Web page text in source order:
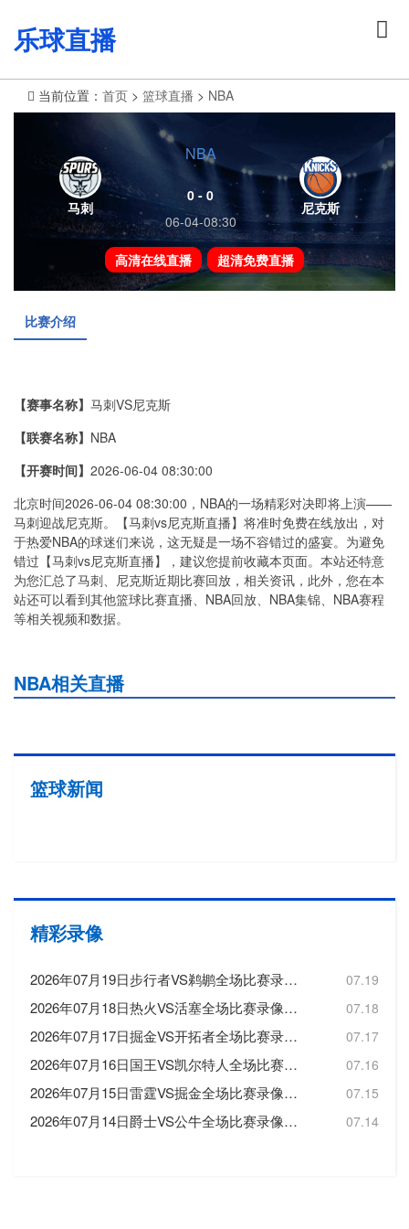
乐球直播
当前位置： 首页 > 篮球直播 > NBA
马刺
NBA
0 - 0
06-04-08:30
尼克斯
高清在线直播 超清免费直播
比赛介绍
【赛事名称】 马刺VS尼克斯
【联赛名称】 NBA
【开赛时间】 2026-06-04 08:30:00
北京时间2026-06-04 08:30:00，NBA的一场精彩对决即将上演——
马刺迎战尼克斯。【马刺vs尼克斯直播】将准时免费在线放出，对
于热爱NBA的球迷们来说，这无疑是一场不容错过的盛宴。为避免
错过【马刺vs尼克斯直播】，建议您提前收藏本页面。本站还特意
为您汇总了马刺、尼克斯近期比赛回放，相关资讯，此外，您在本
站还可以看到其他篮球比赛直播、NBA回放、NBA集锦、NBA赛程
等相关视频和数据。
NBA相关直播
篮球新闻
精彩录像
2026年07月19日步行者VS鹈鹕全场比赛录像回放 07.19
2026年07月18日热火VS活塞全场比赛录像回放 07.18
2026年07月17日掘金VS开拓者全场比赛录像回放 07.17
2026年07月16日国王VS凯尔特人全场比赛录像回放 07.16
2026年07月15日雷霆VS掘金全场比赛录像回放 07.15
2026年07月14日爵士VS公牛全场比赛录像回放 07.14